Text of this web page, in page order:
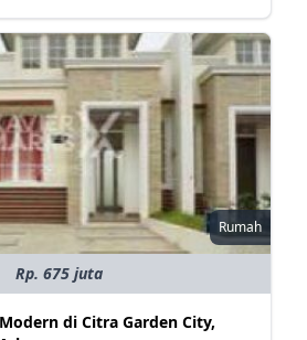
Rumah
Rp. 675 juta
di Citra Garden City,